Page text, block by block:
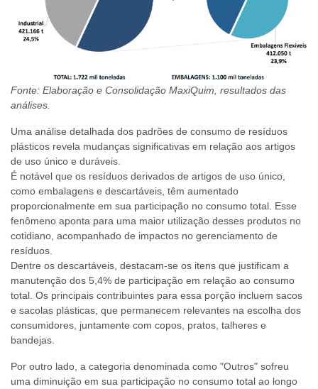
Fonte: Elaboração e Consolidação MaxiQuim, resultados das
análises.
Uma análise detalhada dos padrões de consumo de resíduos
plásticos revela mudanças significativas em relação aos artigos
de uso único e duráveis.
É notável que os resíduos derivados de artigos de uso único,
como embalagens e descartáveis, têm aumentado
proporcionalmente em sua participação no consumo total. Esse
fenômeno aponta para uma maior utilização desses produtos no
cotidiano, acompanhado de impactos no gerenciamento de
resíduos.
Dentre os descartáveis, destacam-se os itens que justificam a
manutenção dos 5,4% de participação em relação ao consumo
total. Os principais contribuintes para essa porção incluem sacos
e sacolas plásticas, que permanecem relevantes na escolha dos
consumidores, juntamente com copos, pratos, talheres e
bandejas.
Por outro lado, a categoria denominada como "Outros" sofreu
uma diminuição em sua participação no consumo total ao longo